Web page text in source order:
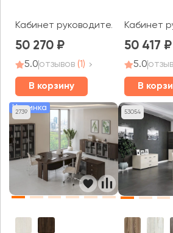
Кабинет руководителя Патриот
50 270
5.0отзывов (1)
В корзину
Кабинет
50 417
5.0
В
2739
Новинка 53054